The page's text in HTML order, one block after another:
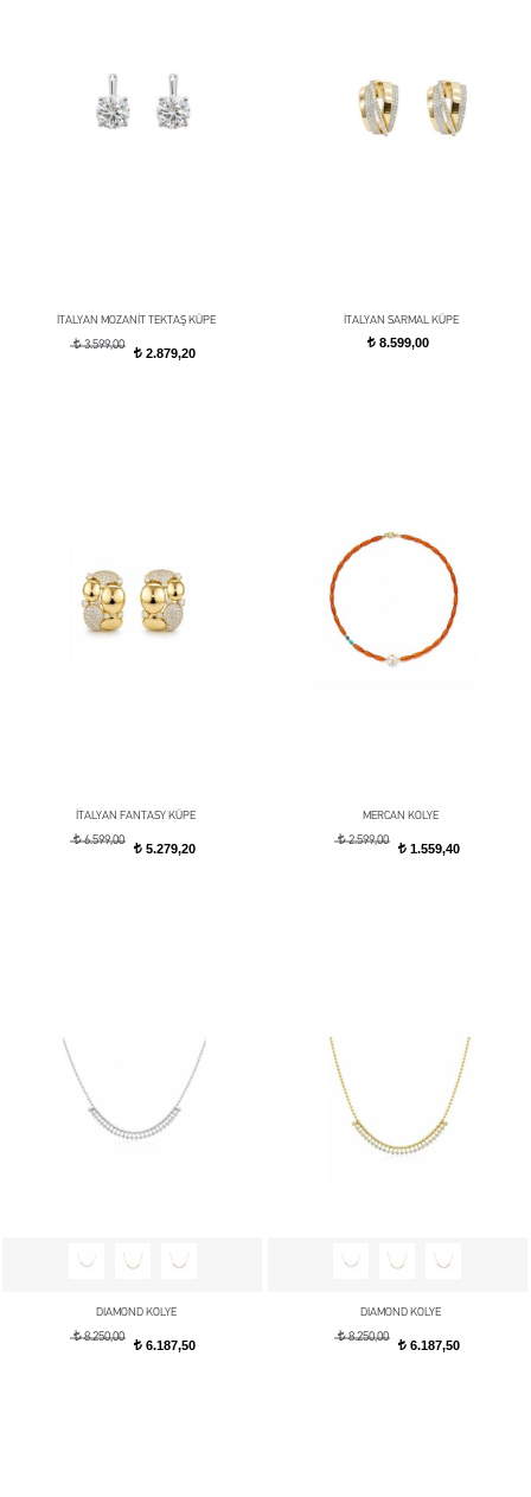
İTALYAN MOZANİT TEKTAŞ KÜPE
t3.599,00
t2.879,20
İTALYAN SARMAL KÜPE
t 8.599,00
İTALYAN FANTASY KÜPE
t6.599,00
t5.279,20
MERCAN KOLYE
t2.599,00
t 1.559,40
DIAMOND KOLYE
t8.250,00
t6.187,50
DIAMOND KOLYE
t8.250,00
t 6.187,50